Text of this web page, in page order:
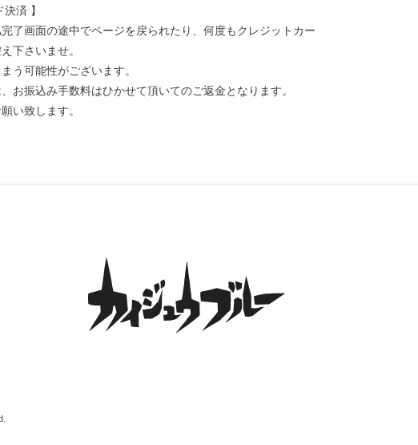
済 】
了画面の途中でページを戻られたり、何度もクレジットカー
下さいませ。
う可能性がございます。
お振込み手数料はひかせて頂いてのご返金となります。
い致します。